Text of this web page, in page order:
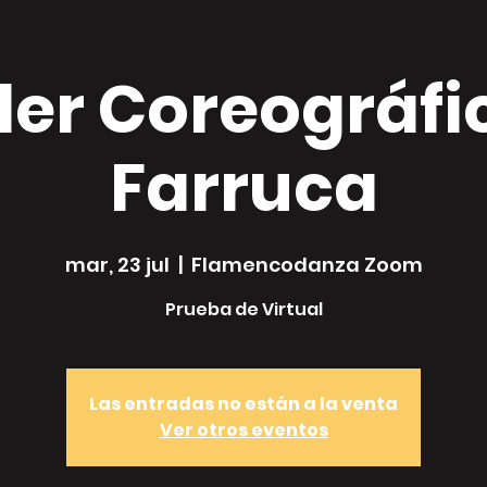
Farruca
mar, 23 jul
  |
Flamencodanza Zoom
Prueba de Virtual
Las entradas no están a la venta
Ver otros eventos